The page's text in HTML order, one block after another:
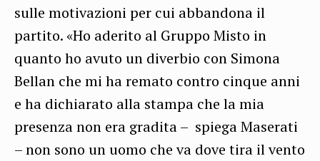
sulle motivazioni per cui abbandona il
partito. «Ho aderito al Gruppo Misto in
quanto ho avuto un diverbio con Simona
Bellan che mi ha remato contro cinque anni
e ha dichiarato alla stampa che la mia
presenza non era gradita – spiega Maserati
– non sono un uomo che va dove tira il vento